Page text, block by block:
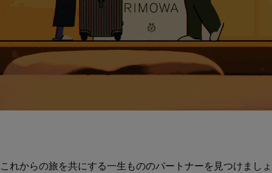
これからの旅を共にする一生もののパートナーを見つけましょ